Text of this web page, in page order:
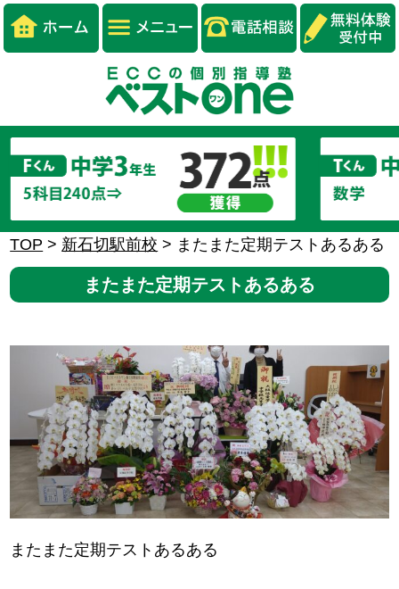
TOP > 新石切駅前校 > またまた定期テストあるある
またまた定期テストあるある
またまた定期テストあるある